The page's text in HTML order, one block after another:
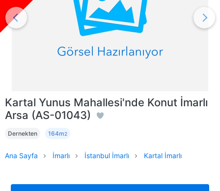
Kartal Yunus Mahallesi'nde Konut İmarlı
Arsa (AS-01043)
Dernekten 164m2
Ana Sayfa İmarlı İstanbul İmarlı Kartal İmarlı